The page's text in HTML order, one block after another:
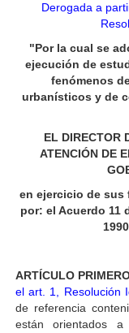
Derogada a
"Por la cual se
ejecución de
fenómenos
urbanísticos y de
EL DIRECTOR
ATENCIÓN DE
en ejercicio de sus
por: el Acuerdo 11
ARTÍCULO
el art. 1, Resolución
de referencia
están orientados